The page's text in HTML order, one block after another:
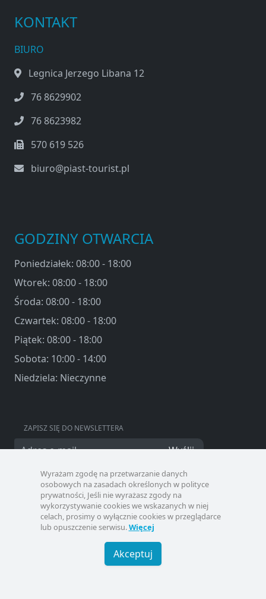
Wyrażam zgodę na przetwarzanie danych
osobowych na zasadach określonych w polityce
prywatności, Jeśli nie wyrażasz zgody na
wykorzystywanie cookies we wskazanych w niej
celach, prosimy o wyłącznie cookies w przeglądarce
lub opuszczenie serwisu.Więcej
Akceptuj
ZAPISZ SIĘ DO NEWSLETTERA
Wyślij
KONTAKT
BIURO
Legnica Jerzego Libana 12
76 8629902
76 8623982
570 619 526
biuro@piast-tourist.pl
GODZINY OTWARCIA
Poniedziałek: 08:00 - 18:00
Wtorek: 08:00 - 18:00
Środa: 08:00 - 18:00
Czwartek: 08:00 - 18:00
Piątek: 08:00 - 18:00
Sobota: 10:00 - 14:00
Niedziela: Nieczynne